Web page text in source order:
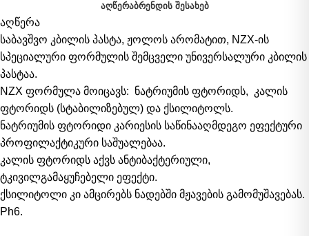
ᲐᲦᲬᲔᲠᲐᲑᲠᲔᲜᲓᲘᲡ ᲨᲔᲡᲐᲮᲔᲑ
აღწერა
საბავშვო კბილის პასტა, ჟოლოს არომატით, NZX-ის
სპეციალური ფორმულის შემცველი უნივერსალური კბილის
პასტაა.
NZX ფორმულა მოიცავს: ნატრიუმის ფტორიდს, კალის
ფტორიდს (სტაბილიზებულ) და ქსილიტოლს.
ნატრიუმის ფტორიდი კარიესის საწინააღმდეგო ეფექტური
პროფილაქტიკური საშუალებაა.
კალის ფტორიდს აქვს ანტიბაქტერიული,
ტკივილგამაყუჩებელი ეფექტი.
ქსილიტოლი კი ამცირებს ნადებში მჟავების გამომუშავებას.
Ph6.